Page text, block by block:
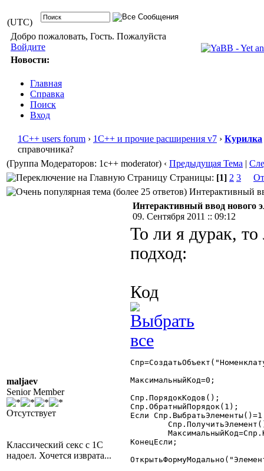
(UTC)
Добро пожаловать, Гость. Пожалуйста
Войдите
Новости:
Главная
Справка
Поиск
Вход
1С++ users forum › 1С++ и прочие расширения v7 › Курилка
справочника?
(Группа Модераторов: 1c++ moderator) ‹ Предыдущая Тема |
Страницы: [1] 2 3
Интерактивный
maljaev
Senior Member
Отсутствует
Классический секс с 1С
надоел. Хочется изврата...
Интерактивный ввод нового
09. Сентября 2011 :: 09:12
То ли я дурак,
подход:
Код
МаксимальныйКод=0;
Спр.ПорядокКодов();
Спр.ОбратныйПорядок(1);
Если
КонецЕсли;